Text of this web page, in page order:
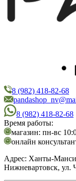
PandaShop
Интернет-магазин
8 (982) 418-82-68
8 (982) 418-82-68
Время работы:
магазин: пн-вс
онлайн
Адрес: Ханты-
Нижневартовск, ул.